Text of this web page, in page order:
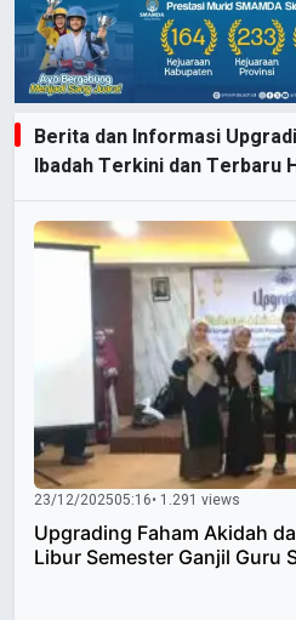
Berita dan Informasi
Ibadah Terkini dan Terbaru
23/12/202505:16• 1.291 views
Upgrading Faham Akidah
Libur Semester Ganjil Guru